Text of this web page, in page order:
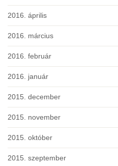
2016. április
2016. március
2016. február
2016. január
2015. december
2015. november
2015. október
2015. szeptember